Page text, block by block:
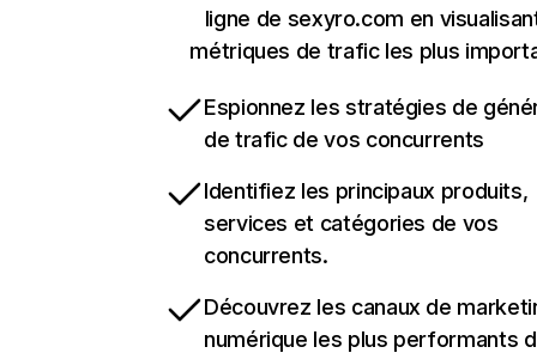
ligne de sexyro.com en
métriques de trafic les plus
Espionnez les stratégies de
de trafic de vos concurrents
Identifiez les principaux produits,
services et catégories de vos
concurrents.
Découvrez les canaux de
numérique les plus performants